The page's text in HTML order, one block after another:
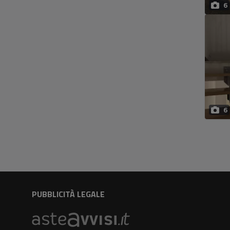
6
6
PUBBLICITÀ LEGALE